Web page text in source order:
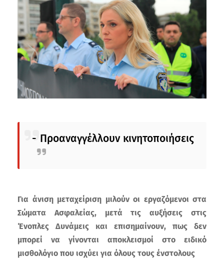
- Προαναγγέλλουν κινητοποιήσεις
Για άνιση μεταχείριση μιλούν οι εργαζόμενοι στα
Σώματα Ασφαλείας, μετά τις αυξήσεις στις
Ένοπλες Δυνάμεις και επισημαίνουν, πως δεν
μπορεί να γίνονται αποκλεισμοί στο ειδικό
μισθολόγιο που ισχύει για όλους τους ένστολους